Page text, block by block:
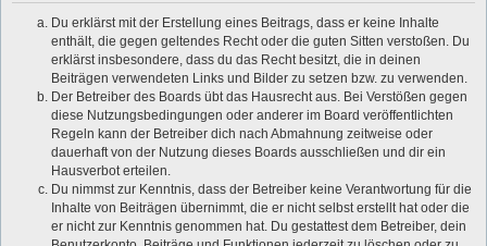
Du erklärst mit der Erstellung eines Beitrags, dass er keine Inhalte
enthält, die gegen geltendes Recht oder die guten Sitten verstoßen. Du
erklärst insbesondere, dass du das Recht besitzt, die in deinen
Beiträgen verwendeten Links und Bilder zu setzen bzw. zu verwenden.
Der Betreiber des Boards übt das Hausrecht aus. Bei Verstößen gegen
diese Nutzungsbedingungen oder anderer im Board veröffentlichten
Regeln kann der Betreiber dich nach Abmahnung zeitweise oder
dauerhaft von der Nutzung dieses Boards ausschließen und dir ein
Hausverbot erteilen.
Du nimmst zur Kenntnis, dass der Betreiber keine Verantwortung für die
Inhalte von Beiträgen übernimmt, die er nicht selbst erstellt hat oder die
er nicht zur Kenntnis genommen hat. Du gestattest dem Betreiber, dein